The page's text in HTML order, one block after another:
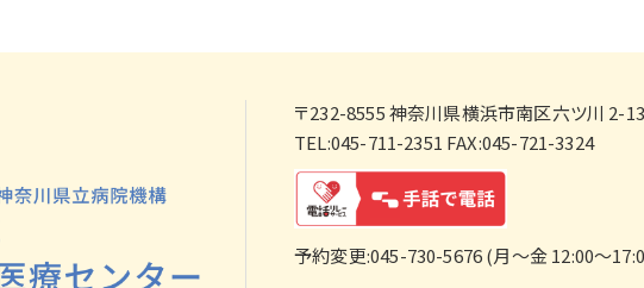
〒232-8555神奈川県横浜市南区六ツ川 2-
TEL:045-711-2351 FAX:045-721-3324
予約変更:045-730-5676 (月～金 12:00～